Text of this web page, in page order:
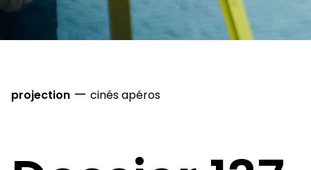
projection — cinés apéros